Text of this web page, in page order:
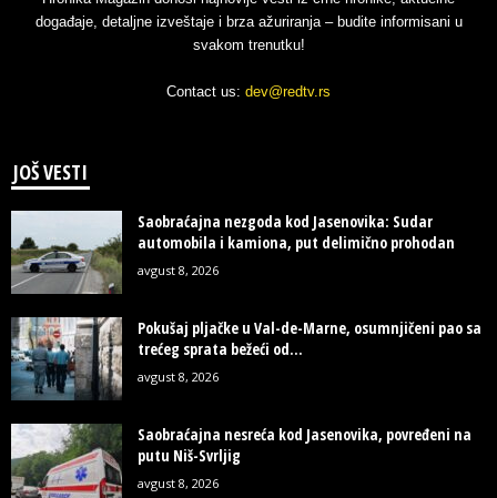
događaje, detaljne izveštaje i brza ažuriranja – budite informisani u
svakom trenutku!
Contact us: dev@redtv.rs
JOŠ VESTI
Saobraćajna nezgoda kod Jasenovika: Sudar
automobila i kamiona, put delimično prohodan
avgust 8, 2026
Pokušaj pljačke u Val-de-Marne, osumnjičeni pao sa
trećeg sprata bežeći od...
avgust 8, 2026
Saobraćajna nesreća kod Jasenovika, povređeni na
putu Niš-Svrljig
avgust 8, 2026